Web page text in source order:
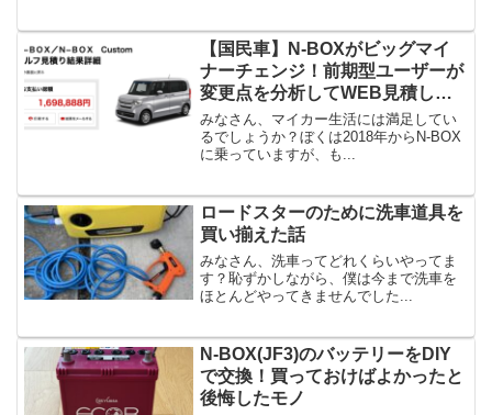
【国民車】N-BOXがビッグマイ
ナーチェンジ！前期型ユーザーが
変更点を分析してWEB見積して
みた【結果公開】
みなさん、マイカー生活には満足してい
るでしょうか？ぼくは2018年からN-BOX
に乗っていますが、も...
ロードスターのために洗車道具を
買い揃えた話
みなさん、洗車ってどれくらいやってま
す？恥ずかしながら、僕は今まで洗車を
ほとんどやってきませんでした...
N-BOX(JF3)のバッテリーをDIY
で交換！買っておけばよかったと
後悔したモノ